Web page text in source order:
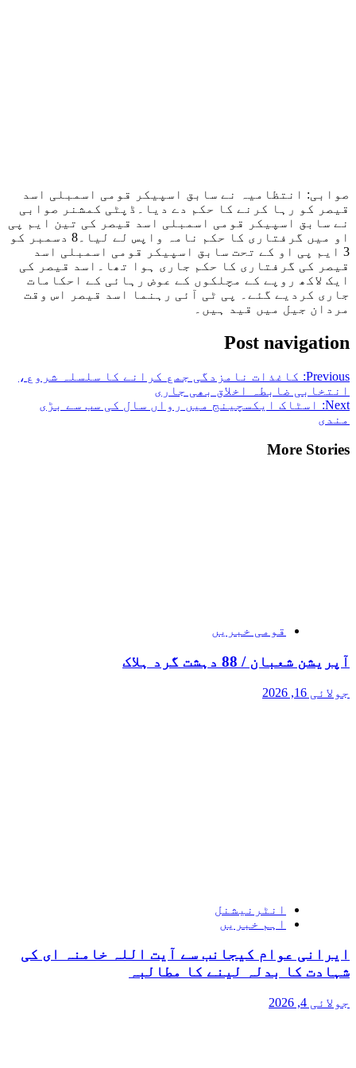
صوابی: انتظامیہ نے سابق اسپیکر قومی اسمبلی اسد
قیصر کو رہا کرنے کا حکم دے دیا۔ڈپٹی کمشنر صوابی
نے سابق اسپیکر قومی اسمبلی اسد قیصر کی تین ایم پی
او میں گرفتاری کا حکم نامہ واپس لے لیا۔8 دسمبر کو
3 ایم پی او کے تحت سابق اسپیکر قومی اسمبلی اسد
قیصر کی گرفتاری کا حکم جاری ہوا تھا۔اسد قیصر کی
ایک لاکھ روپے کے مچلکوں کے عوض رہائی کے احکامات
جاری کردیے گئے۔ پی ٹی آئی رہنما اسد قیصر اس وقت
مردان جیل میں قید ہیں۔
Post navigation
Previous: کاغذات نامزدگی جمع کرانے کا سلسلہ شروع،
انتخابی ضابطہ اخلاق بھی جاری
Next:
اسٹاک ایکسچینج میں رواں سال کی سب سے بڑی
مندی
More Stories
قومی خبریں
آپریشن شعبان / 88 دہشت گرد ہلاک
جولائی 16, 2026
انٹرنیشنل
اہم خبریں
ایرانی عوام کیجانب سے آیت اللہ خامنہ ای کی
شہادت کا بدلہ لینے کا مطالبہ
جولائی 4, 2026